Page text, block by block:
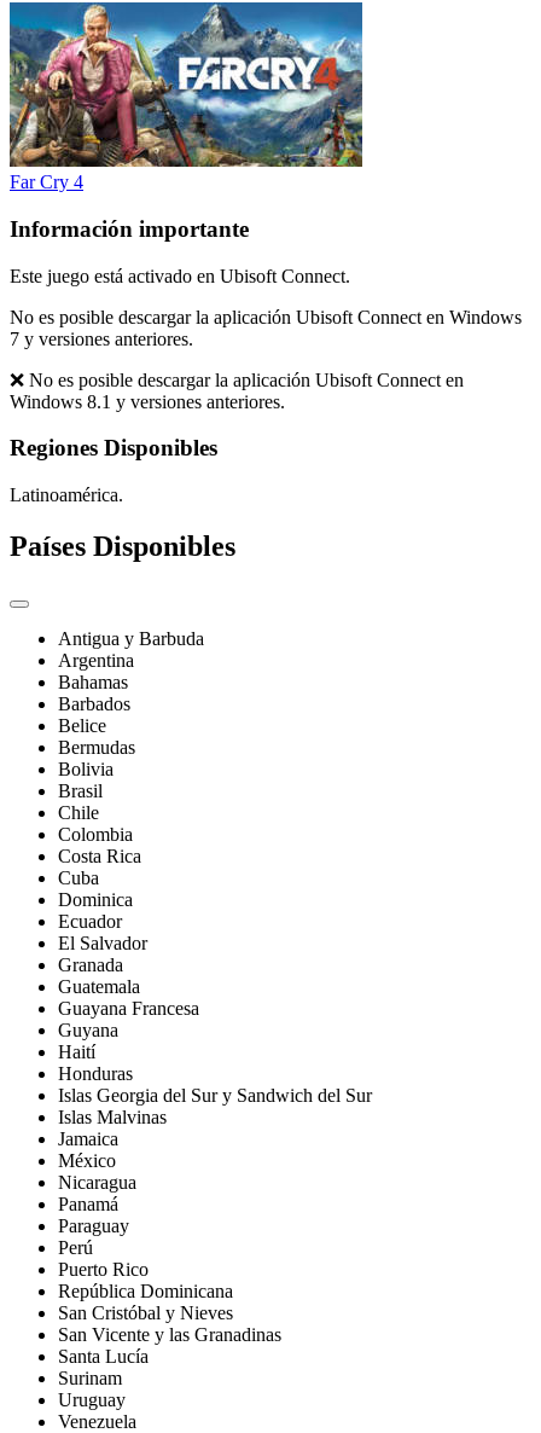
Far Cry 4
Información importante
Este juego está activado en Ubisoft Connect.
No es posible descargar la aplicación Ubisoft Connect en Windows
7 y versiones anteriores.
❌ No es posible descargar la aplicación Ubisoft Connect en
Windows 8.1 y versiones anteriores.
Regiones Disponibles
Latinoamérica.
Países Disponibles
Antigua y Barbuda
Argentina
Bahamas
Barbados
Belice
Bermudas
Bolivia
Brasil
Chile
Colombia
Costa Rica
Cuba
Dominica
Ecuador
El Salvador
Granada
Guatemala
Guayana Francesa
Guyana
Haití
Honduras
Islas Georgia del Sur y Sandwich del Sur
Islas Malvinas
Jamaica
México
Nicaragua
Panamá
Paraguay
Perú
Puerto Rico
República Dominicana
San Cristóbal y Nieves
San Vicente y las Granadinas
Santa Lucía
Surinam
Uruguay
Venezuela